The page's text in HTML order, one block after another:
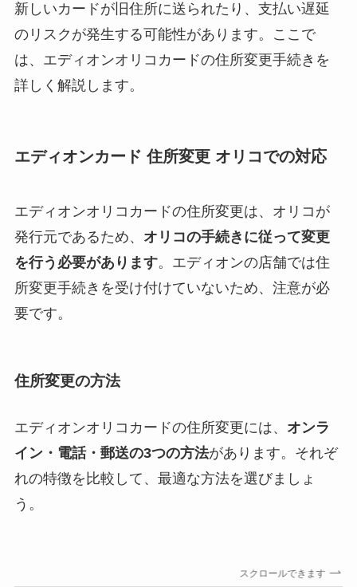
新しいカードが旧住所に送られたり、支払い遅延
のリスクが発生する可能性があります。ここで
は、エディオンオリコカードの住所変更手続きを
詳しく解説します。
エディオンカード 住所変更 オリコでの対応
エディオンオリコカードの住所変更は、オリコが
発行元であるため、 オリコの手続きに従って変更
を行う必要があります。エディオンの店舗では住
所変更手続きを受け付けていないため、注意が必
要です。
住所変更の方法
エディオンオリコカードの住所変更には、 オンラ
イン・電話・郵送の3つの方法があります。それぞ
れの特徴を比較して、最適な方法を選びましょ
う。
スクロールできます